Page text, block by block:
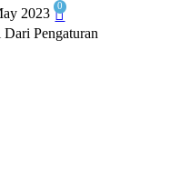
2023 0